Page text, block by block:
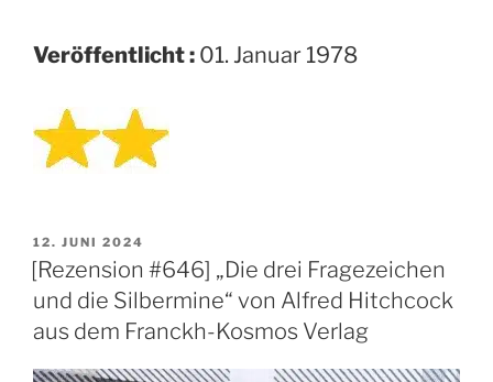
Veröffentlicht : 01. Januar 1978
VERÖFFENTLICHT
AM
12. JUNI 2024
[Rezension #646] „Die drei Fragezeichen
und die Silbermine“ von Alfred Hitchcock
aus dem Franckh-Kosmos Verlag